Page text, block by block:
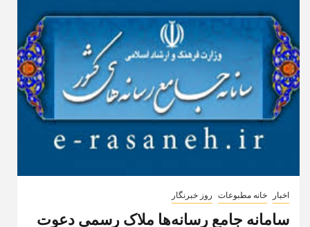
اخبار خانه مطبوعات روز خبرنگار
سامانه جامع رسانه‌ها ملاک رسمی دعوت